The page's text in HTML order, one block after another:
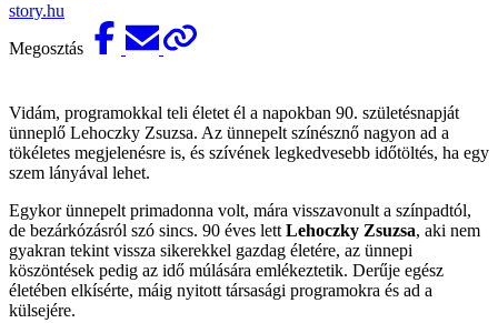
story.hu
Megosztás
Vidám, programokkal teli életet él a napokban 90. születésnapját
ünneplő Lehoczky Zsuzsa. Az ünnepelt színésznő nagyon ad a
tökéletes megjelenésre is, és szívének legkedvesebb időtöltés, ha egy
szem lányával lehet.
Egykor ünnepelt primadonna volt, mára visszavonult a színpadtól,
de bezárkózásról szó sincs. 90 éves lett Lehoczky Zsuzsa, aki nem
gyakran tekint vissza sikerekkel gazdag életére, az ünnepi
köszöntések pedig az idő múlására emlékeztetik. Derűje egész
életében elkísérte, máig nyitott társasági programokra és ad a
külsejére.